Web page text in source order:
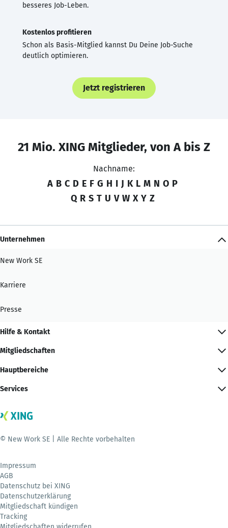
besseres Job-Leben.
Kostenlos profitieren
Schon als Basis-Mitglied kannst Du Deine Job-Suche
deutlich optimieren.
Jetzt registrieren
21 Mio. XING Mitglieder, von A bis Z
Nachname:
A B C D E F G H I J K L M N O P
Q R S T U V W X Y Z
Unternehmen
New Work SE
Karriere
Presse
Hilfe & Kontakt
Mitgliedschaften
Hauptbereiche
Services
© New Work SE | Alle Rechte vorbehalten
Impressum
AGB
Datenschutz bei XING
Datenschutzerklärung
Mitgliedschaft kündigen
Tracking